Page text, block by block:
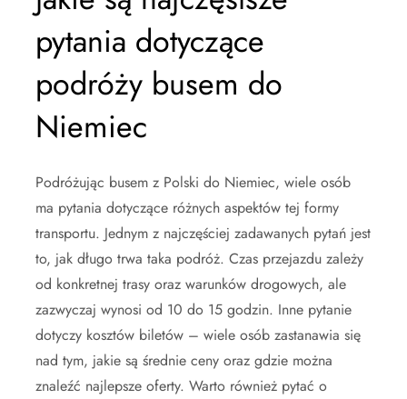
pytania dotyczące
podróży busem do
Niemiec
Podróżując busem z Polski do Niemiec, wiele osób
ma pytania dotyczące różnych aspektów tej formy
transportu. Jednym z najczęściej zadawanych pytań jest
to, jak długo trwa taka podróż. Czas przejazdu zależy
od konkretnej trasy oraz warunków drogowych, ale
zazwyczaj wynosi od 10 do 15 godzin. Inne pytanie
dotyczy kosztów biletów – wiele osób zastanawia się
nad tym, jakie są średnie ceny oraz gdzie można
znaleźć najlepsze oferty. Warto również pytać o